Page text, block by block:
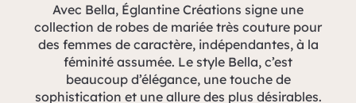
Avec Bella, Églantine Créations signe une
collection de robes de mariée très couture pour
des femmes de caractère, indépendantes, à la
féminité assumée. Le style Bella, c’est
beaucoup d’élégance, une touche de
sophistication et une allure des plus désirables.